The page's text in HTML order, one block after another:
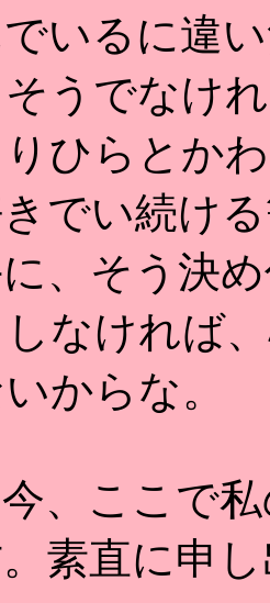
いるに違
うでなけ
ひらとか
でい続け
、そう決
なければ
からな。
今、ここで
素直に申